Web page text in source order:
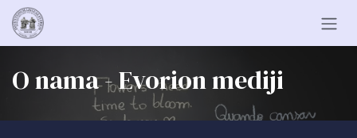
Skip to Content
O nama - Evorion mediji